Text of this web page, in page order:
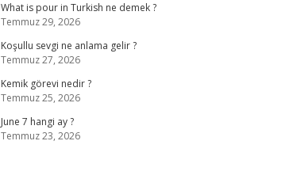
What is pour in Turkish ne demek ?
Temmuz 29, 2026
Koşullu sevgi ne anlama gelir ?
Temmuz 27, 2026
Kemik görevi nedir ?
Temmuz 25, 2026
June 7 hangi ay ?
Temmuz 23, 2026